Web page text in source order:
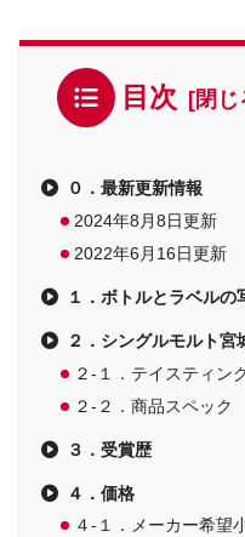
目次
０．最新更新情報
2024年8月8日更新
2022年6月16日更新
１．ボトルとラベルの
２．シングルモルト宮
２-１．テイスティン
２-２．商品スペック
３．受賞歴
４．価格
４-１．メーカー希望